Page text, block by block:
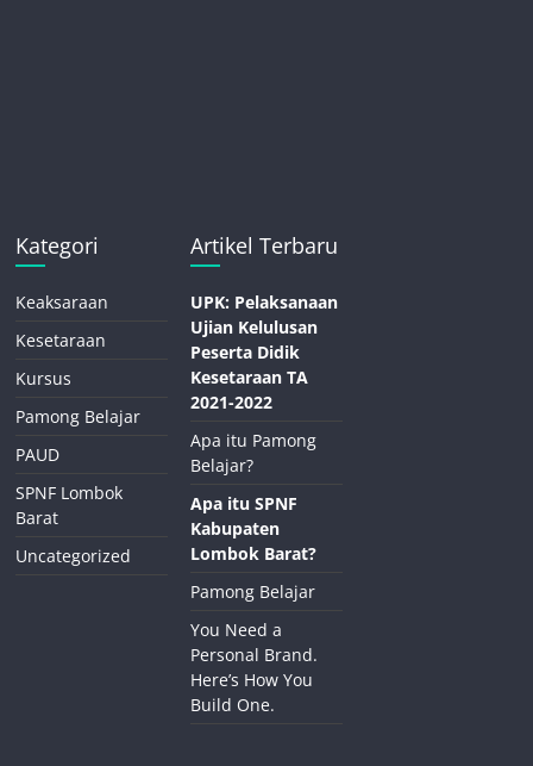
Kategori
Keaksaraan
Kesetaraan
Kursus
Pamong Belajar
PAUD
SPNF Lombok
Barat
Uncategorized
Artikel Terbaru
UPK: Pelaksanaan
Ujian Kelulusan
Peserta Didik
Kesetaraan TA
2021-2022
Apa itu Pamong
Belajar?
Apa itu SPNF
Kabupaten
Lombok Barat?
Pamong Belajar
You Need a
Personal Brand.
Here’s How You
Build One.